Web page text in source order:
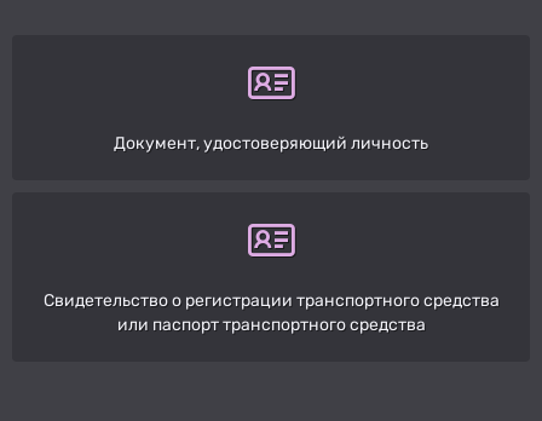
Документ, удостоверяющий личность
Свидетельство о регистрации транспортного средства
или паспорт транспортного средства